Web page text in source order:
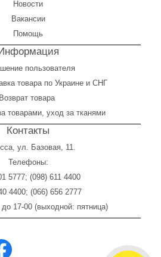
Новости
Вакансии
Помощь
пользователя
товара по Украине и СНГ
Возврат товара
товарами, уход за тканями
Контакты
ул. Базовая, 11.
Телефоны:
5777; (098) 611 4400
4400; (066) 656 2777
17-00 (выходной: пятница)